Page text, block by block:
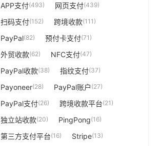
APP支付(493) 网页支付(439)
扫码支付(152) 跨境收款(111)
PayPal(82) 预付卡支付(71)
外贸收款(62) NFC支付(47)
PayPal收款(38) 指纹支付(37)
Payoneer(28) PayPal账户 (27)
PayPal支付(26) 跨境收款平台(21)
独立站收款(20) PingPong(16)
第三方支付平台(16) Stripe(13)